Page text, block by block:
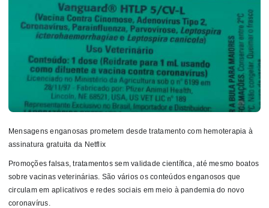
Mensagens enganosas prometem desde tratamento com hemoterapia à
assinatura gratuita da Netflix
Promoções falsas, tratamentos sem validade científica, até mesmo boatos
sobre vacinas veterinárias. São vários os conteúdos enganosos que
circulam em aplicativos e redes sociais em meio à pandemia do novo
coronavírus.